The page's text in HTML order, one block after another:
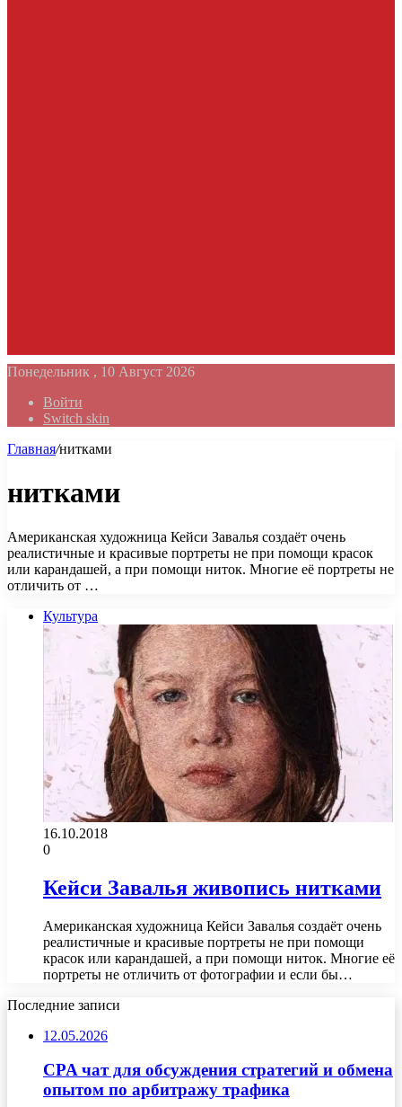
Понедельник , 10 Август 2026
Войти
Switch skin
Главная/нитками
нитками
Американская художница Кейси Завалья создаёт очень
реалистичные и красивые портреты не при помощи красок
или карандашей, а при помощи ниток. Многие её портреты не
отличить от …
Культура
16.10.2018
0
Кейси Завалья живопись нитками
Американская художница Кейси Завалья создаёт очень
реалистичные и красивые портреты не при помощи
красок или карандашей, а при помощи ниток. Многие её
портреты не отличить от фотографии и если бы…
Последние записи
12.05.2026
CPA чат для обсуждения стратегий и обмена
опытом по арбитражу трафика